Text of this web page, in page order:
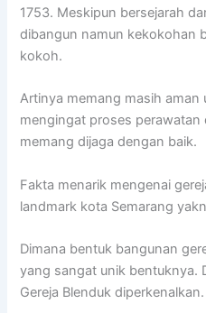
1753. Meskipun bersejarah
dibangun namun kekokohan
kokoh.
Artinya memang masih
mengingat proses perawatan
memang dijaga dengan baik.
Fakta menarik mengenai
landmark kota Semarang
Dimana bentuk bangunan
yang sangat unik bentuknya.
Gereja Blenduk diperkenalkan.